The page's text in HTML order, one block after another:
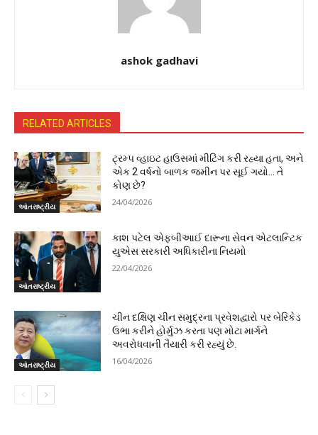
ashok gadhavi
RELATED ARTICLES
આંતરાષ્ટ્રીય
ટ્રમ્પ વ્હાઇટ હાઉસમાં મીટિંગ કરી રહ્યા હતા, અને
એક 2 વર્ષનો બાળક જમીન પર સૂઈ ગયો… તે
કોણ છે?
24/04/2026
આંતરાષ્ટ્રીય
કાશ પટેલ એફબીઆઈ દારૂના સેવન એટલાન્ટિક
યુએસ સરકારી અધિકારીના નિયમો
22/04/2026
આંતરાષ્ટ્રીય
ચીન દક્ષિણ ચીન સમુદ્રના પ્રવેશદ્વારો પર બેરિકેડ
ઉભા કરીને હોર્મુઝ કરતા પણ મોટા માર્ગને
અવરોધવાની તૈયારી કરી રહ્યું છે.
16/04/2026